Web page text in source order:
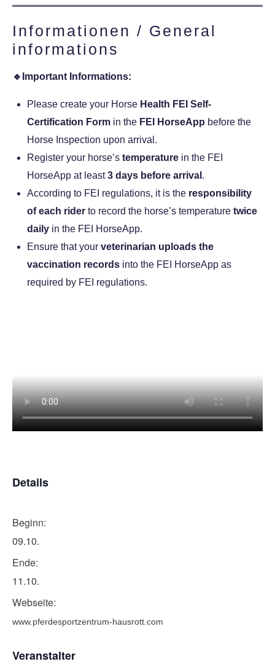
Informationen / General
informations
🔹Important Informations:
Please create your Horse Health FEI Self-
Certification Form in the FEI HorseApp before the
Horse Inspection upon arrival.
Register your horse’s temperature in the FEI
HorseApp at least3 days before arrival .
According to FEI regulations, it is the responsibility
of each rider to record the horse’s temperature twice
daily in the FEI HorseApp.
Ensure that your veterinarian uploads the
vaccination records into the FEI HorseApp as
required by FEI regulations.
Details
Beginn:
09.10.
Ende:
11.10.
Webseite:
www.pferdesportzentrum-hausrott.com
Veranstalter